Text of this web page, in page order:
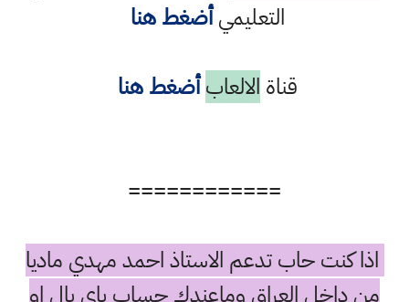
التعليميأضغط هنا
قناة الالعاب أضغط هنا
============
اذا كنت حاب تدعم الاستاذ احمد مهدي ماديا
من داخل العراق وماعندك حساب باي بال او